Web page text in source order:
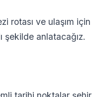
rotası ve ulaşım için
anlatacağız.